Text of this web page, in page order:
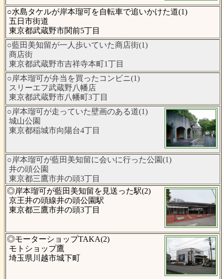
○水島タケルが岸本瑠可を自転車で追いかけた道(1)
五日市街道
東京都武蔵野市関前5丁目
○藍田美知留が一人歩いていた商店街(1)
商店街
東京都武蔵野市吉祥寺本町1丁目
○岸本瑠可が弁当を買ったコンビニ(1)
スリーエフ武蔵野八幡店
東京都武蔵野市八幡町3丁目
○岸本瑠可が走っていた壁画のある道(1)
城山公園
東京都稲城市向陽台4丁目
○岸本瑠可が藍田美知留に会いに行った公園(1)
井の頭公園
東京都三鷹市井の頭3丁目
◎岸本瑠可が藍田美知留を見送った駅(2)
京王井の頭線井の頭公園駅
東京都三鷹市井の頭3丁目
◎モーターショップTAKA(2)
モトショップ鷹
埼玉県川越市城下町